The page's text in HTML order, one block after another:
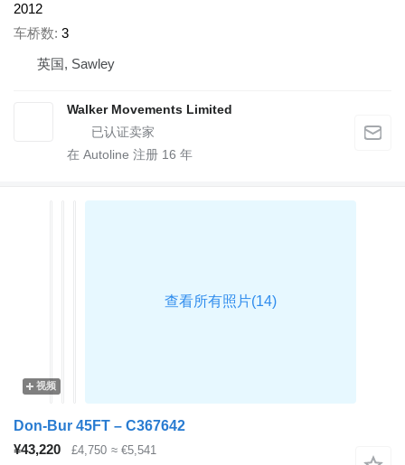
2012
车桥数 3
英国, Sawley
Walker Movements Limited
在 Autoline 注册 16 年
视频
Don-Bur 45FT – C367642
¥43,220
£4,750 ≈ €5,541